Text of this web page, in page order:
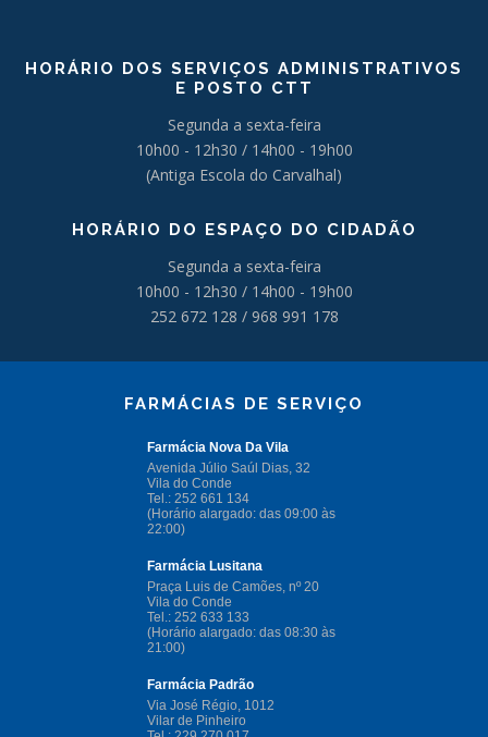
HORÁRIO DOS SERVIÇOS ADMINISTRATIVOS
E POSTO CTT
Segunda a sexta-feira
10h00 - 12h30 / 14h00 - 19h00
(Antiga Escola do Carvalhal)
HORÁRIO DO ESPAÇO DO CIDADÃO
Segunda a sexta-feira
10h00 - 12h30 / 14h00 - 19h00
252 672 128 / 968 991 178
FARMÁCIAS DE SERVIÇO